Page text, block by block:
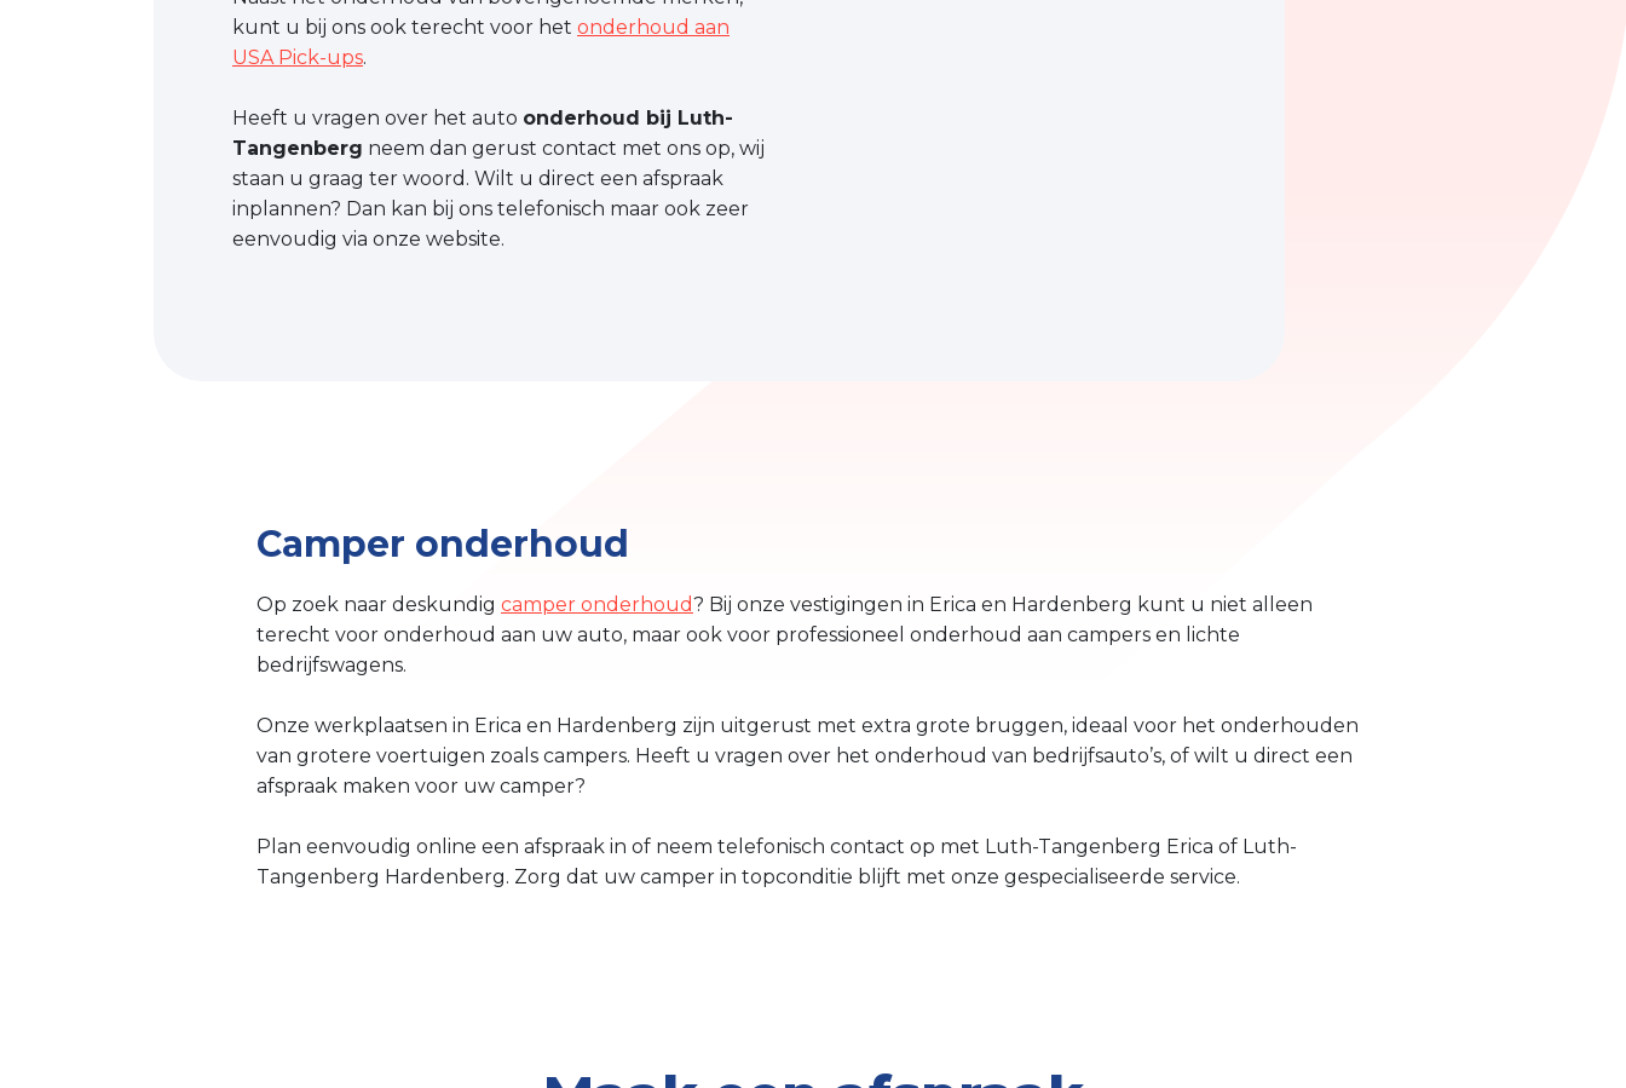
kunt u bij ons ook terecht voor het onderhoud aan
USA Pick-ups.
Heeft u vragen over het auto onderhoud bij Luth-
Tangenberg neem dan gerust contact met ons op, wij
staan u graag ter woord. Wilt u direct een afspraak
inplannen? Dan kan bij ons telefonisch maar ook zeer
eenvoudig via onze website.
Camper onderhoud
Op zoek naar deskundig camper onderhoud? Bij onze vestigingen in Erica en Hardenberg kunt u niet alleen
terecht voor onderhoud aan uw auto, maar ook voor professioneel onderhoud aan campers en lichte
bedrijfswagens.
Onze werkplaatsen in Erica en Hardenberg zijn uitgerust met extra grote bruggen, ideaal voor het onderhouden
van grotere voertuigen zoals campers. Heeft u vragen over het onderhoud van bedrijfsauto’s, of wilt u direct een
afspraak maken voor uw camper?
Plan eenvoudig online een afspraak in of neem telefonisch contact op met Luth-Tangenberg Erica of Luth-
Tangenberg Hardenberg. Zorg dat uw camper in topconditie blijft met onze gespecialiseerde service.